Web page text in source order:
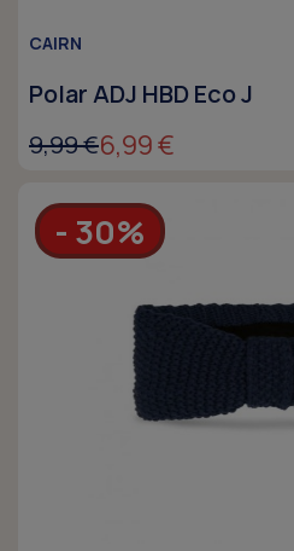
CAIRN
Polar ADJ HBD Eco J
9,99 €6,99 €
- 30%